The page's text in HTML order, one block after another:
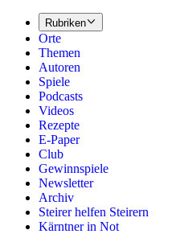
Rubriken
Orte
Themen
Autoren
Spiele
Podcasts
Videos
Rezepte
E-Paper
Club
Gewinnspiele
Newsletter
Archiv
Steirer helfen Steirern
Kärntner in Not